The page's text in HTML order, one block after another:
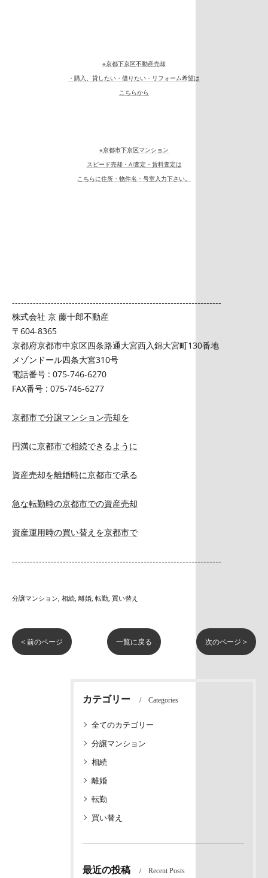
※京都下京区不動産売却
・購入、貸したい・借りたい・リフォーム希望は
こちらから
※京都市下京区マンション
スピード売却・AI査定・賃料査定は
こちらに住所・物件名・号室入力下さい。
----------------------------------------------------------------------
株式会社 京 藤十郎不動産
〒604-8365
京都府京都市中京区四条路通大宮西入錦大宮町130番地
メゾンドール四条大宮310号
電話番号 : 075-746-6270
FAX番号 : 075-746-6277
京都市で分譲マンション売却を
円満に京都市で相続できるように
資産売却を離婚時に京都市で承る
急な転勤時の京都市での資産売却
資産運用時の買い替えを京都市で
----------------------------------------------------------------------
分譲マンション 相続 離婚 転勤 買い替え
< 前のページ 一覧に戻る 次のページ >
カテゴリー Categories
全てのカテゴリー
分譲マンション
相続
離婚
転勤
買い替え
最近の投稿 Recent Posts